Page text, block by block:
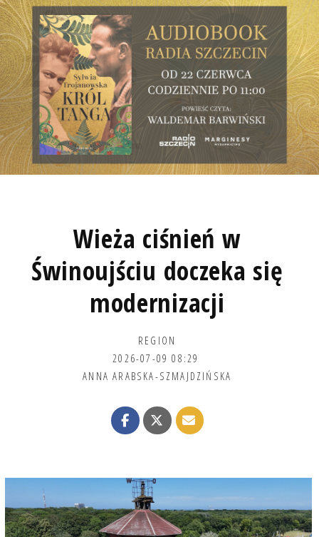
Wieża ciśnień w
Świnoujściu doczeka się
modernizacji
REGION
2026-07-09 08:29
ANNA ARABSKA-SZMAJDZIŃSKA